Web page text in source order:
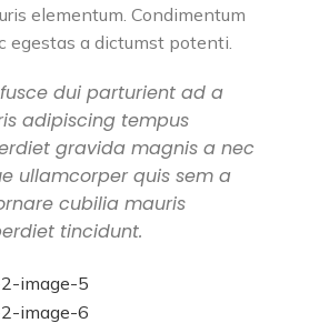
elementum. Condimentum
egestas a dictumst potenti.
dui parturient ad a
adipiscing tempus
gravida magnis a nec
ullamcorper quis sem a
cubilia mauris
tincidunt.